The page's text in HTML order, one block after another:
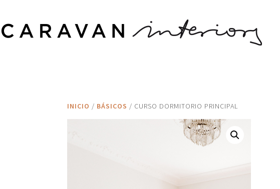
INICIO / BÁSICOS / CURSO DORMITORIO PRINCIPAL